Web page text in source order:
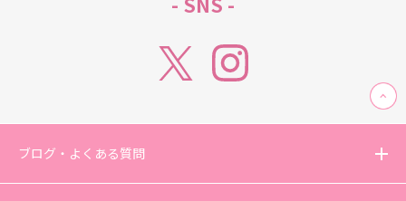
ブログ・よくある質問